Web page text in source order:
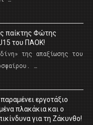
παίκτης Φώτης
του ΠΑΟΚ!
της απαξίωσης του
…
εργοτάξιο
πλακάκια και ο
για τη Ζάκυνθο!